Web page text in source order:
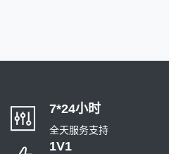
7*24小时
全天服务支持
1V1